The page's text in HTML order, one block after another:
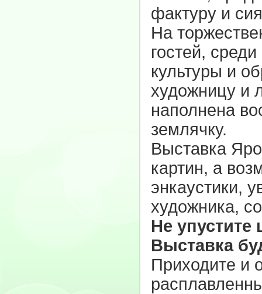
фактуру и
На
гостей,
культуры и
художницу и
наполнена
землячку.
Выставка
картин, а
энкаустики,
художника,
Не
Выставка
Приходите и